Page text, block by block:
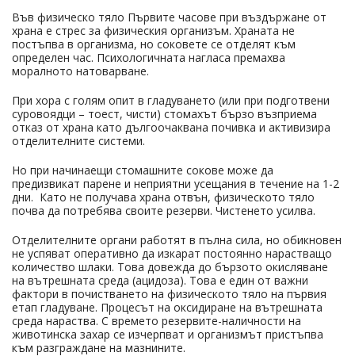
Във физическо тяло Първите часове при въздържане от
храна е стрес за физическия организъм. Храната не
постъпва в организма, но соковете се отделят към
определен час. Психологичната нагласа премахва
моралното натоварване.
При хора с голям опит в гладуването (или при подготвени
суровоядци – тоест, чисти) стомахът бързо възприема
отказ от храна като дългоочаквана почивка и активизира
отделителните системи.
Но при начинаещи стомашните сокове може да
предизвикат парене и неприятни усещания в течение на 1-2
дни. Като не получава храна отвън, физическото тяло
почва да потребява своите резерви. Чистенето усилва.
Отделителните органи работят в пълна сила, но обикновен
не успяват оперативно да изкарат постоянно нарастващо
количество шлаки. Това довежда до бързото окисляване
на вътрешната среда (ацидоза). Това е един от важни
фактори в почистването на физическото тяло на първия
етап гладуване. Процесът на оксидиране на вътрешната
среда нараства. С времето резервите-наличности на
животинска захар се изчерпват и организмът пристъпва
към разграждане на мазнините.